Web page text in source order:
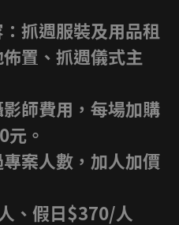
抓週服裝及用品租
置、抓週儀式主
師費用，每場加購
。
案人數，加人加價
、假日$370/人